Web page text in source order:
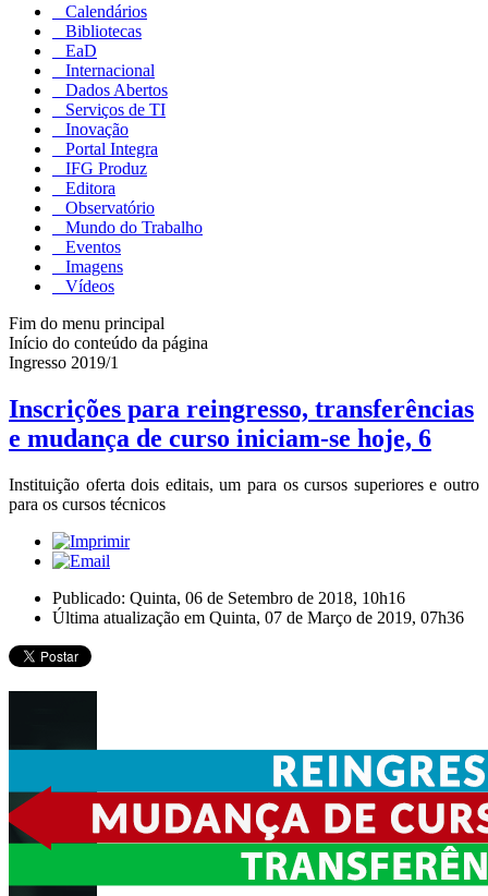
Calendários
Bibliotecas
EaD
Internacional
Dados Abertos
Serviços de TI
Inovação
Portal Integra
IFG Produz
Editora
Observatório
Mundo do Trabalho
Eventos
Imagens
Vídeos
Fim do menu principal
Início do conteúdo da página
Ingresso 2019/1
Inscrições para reingresso, transferências
e mudança de curso iniciam-se hoje, 6
Instituição oferta dois editais, um para os cursos superiores e outro
para os cursos técnicos
Publicado: Quinta, 06 de Setembro de 2018, 10h16
Última atualização em Quinta, 07 de Março de 2019, 07h36